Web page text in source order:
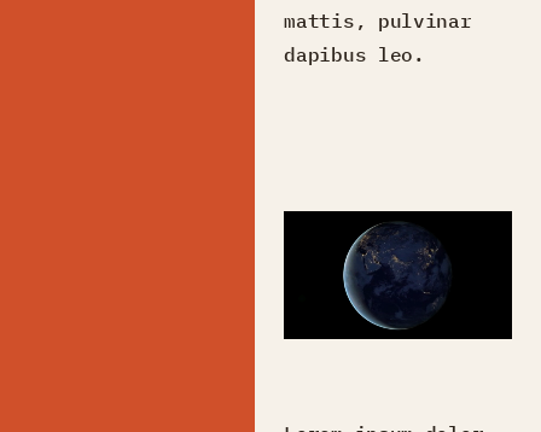
mattis, pulvinar
dapibus leo.